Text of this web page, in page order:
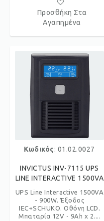
Προσθήκη Στα
Αγαπημένα
Κωδικός: 01.02.0027
INVICTUS INV-7115 UPS
LINE INTERACTIVE 1500VA
UPS Line Interactive 1500VA
- 900W. Έξοδος
IEC+SCHUKO. Οθόνη LCD.
Μπαταρία 12V - 9Ah x 2....